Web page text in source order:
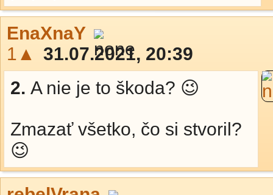
EnaXnaY
1▲
31.07.2021, 20:39
2. A nie je to škoda? 😉
Zmazať všetko, čo si stvoril?
😉